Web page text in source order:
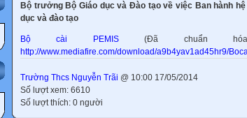
Bộ trưởng Bộ Giáo dục và Đào tạo về việc Ban hành
dục và đào tạo
Bộ cài PEMIS(Đã chuẩn hóa
http://www.mediafire.com/download/a9b4yav1ad45hr9/
Trường Thcs Nguyễn Trãi @ 10:00 17/05/2014
Số lượt xem: 6610
Số lượt thích: 0 người